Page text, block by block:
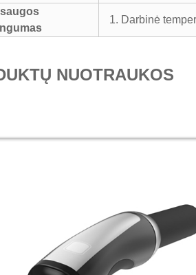
1. Darbinė
NUOTRAUKOS